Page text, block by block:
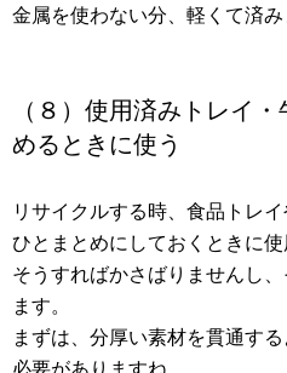
金属を使わない分、軽くて済み
（８）使用済みトレイ
めるときに使う
リサイクルする時、食品トレ
ひとまとめにしておくときに使
そうすればかさばりませんし
ます。
まずは、分厚い素材を貫通す
必要がありますね。